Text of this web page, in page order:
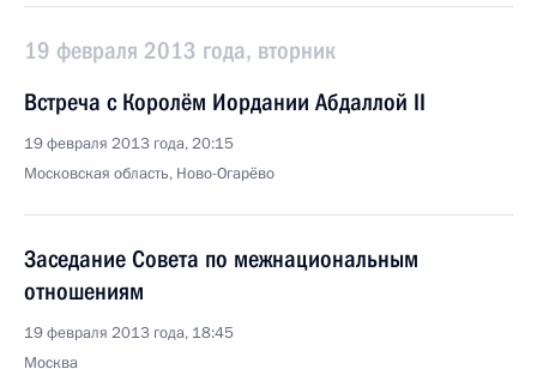
19 февраля 2013 года, вторник
Встреча с Королём Иордании Абдаллой II
19 февраля 2013 года, 20:15
Московская область, Ново-Огарёво
Заседание Совета по межнациональным
отношениям
19 февраля 2013 года, 18:45
Москва